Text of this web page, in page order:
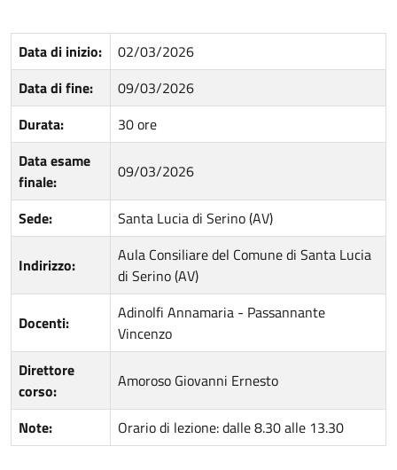
Data di inizio:
02/03/2026
Data di fine:
09/03/2026
Durata:
30 ore
Data esame
finale:
09/03/2026
Sede: Santa Lucia di Serino (AV)
Indirizzo:
Aula Consiliare del Comune di Santa Lucia
di Serino (AV)
Docenti:
Adinolfi Annamaria - Passannante
Vincenzo
Direttore
corso:
Amoroso Giovanni Ernesto
Note: Orario di lezione: dalle 8.30 alle 13.30